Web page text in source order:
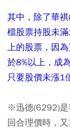
其中，除了華
檔股票持股未
上的股票，因
於8%以上，成
只要股價未漲1
※迅德(6292)
回合理價時，又